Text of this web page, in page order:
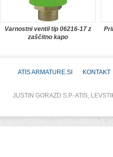
Varnostni ventil tip 06216-17 z
zaščitno kapo
ATIS ARMATURE.SI KONTAKT
JUSTIN GORAZD S.P.-ATIS,